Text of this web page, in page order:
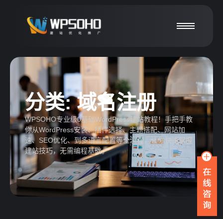
分类:域名注册
WPSOHO专业级0基础WordPress建站教程！手把手教
你从WordPress安装、插件选择、主题搭配、网站加
速、SEO优化、到多语言配置等全流程，让你快速掌握
建站技巧，无需编程基础。